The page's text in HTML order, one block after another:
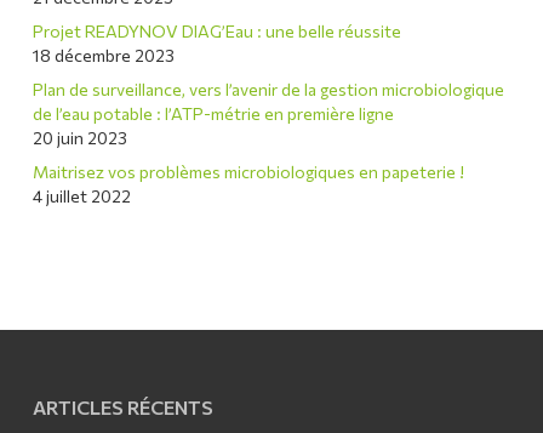
Projet READYNOV DIAG’Eau : une belle réussite
18 décembre 2023
Plan de surveillance, vers l’avenir de la gestion microbiologique
de l’eau potable : l’ATP-métrie en première ligne
20 juin 2023
Maitrisez vos problèmes microbiologiques en papeterie !
4 juillet 2022
ARTICLES RÉCENTS